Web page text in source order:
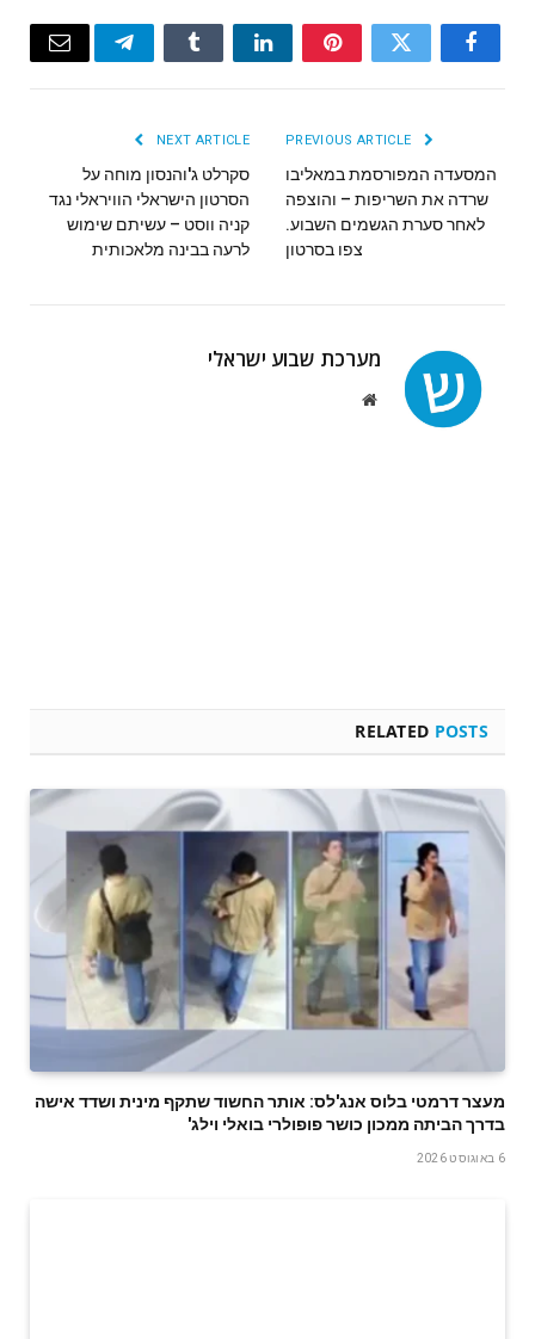
Facebook
Twitter
Pinterest
LinkedIn
Tumblr
Telegram
Email
המסעדה המפורסמת במאליבו
שרדה את השריפות – והוצפה
לאחר סערת הגשמים השבוע.
צפו בסרטון
NEXT ARTICLE
סקרלט ג'והנסון מוחה על
הסרטון הישראלי הוויראלי נגד
קניה ווסט – עשיתם שימוש
לרעה בבינה מלאכותית
מערכת שבוע ישראלי
Website
RELATED POSTS
מעצר דרמטי בלוס אנג'לס: אותר החשוד שתקף מינית ושדד אישה
בדרך הביתה ממכון כושר פופולרי בואלי וילג'
6 באוגוסט 2026